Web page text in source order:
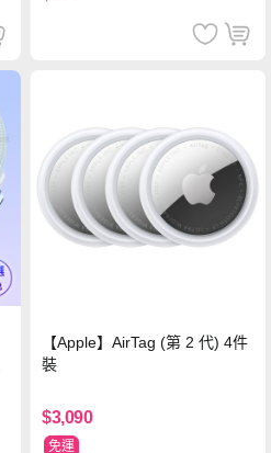
【Apple】AirTag (第 2 代) 4件
裝
$3,090
免運